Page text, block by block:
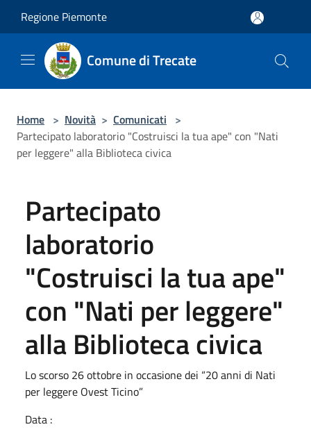
Regione Piemonte
Comune di Trecate
Home > Novità > Comunicati >
Partecipato laboratorio "Costruisci la tua ape" con "Nati
per leggere" alla Biblioteca civica
Partecipato
laboratorio
"Costruisci la tua ape"
con "Nati per leggere"
alla Biblioteca civica
Lo scorso 26 ottobre in occasione dei “20 anni di Nati
per leggere Ovest Ticino”
Data :